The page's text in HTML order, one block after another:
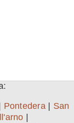
Pontedera| San